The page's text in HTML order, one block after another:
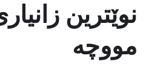
نوێترین
مووچە